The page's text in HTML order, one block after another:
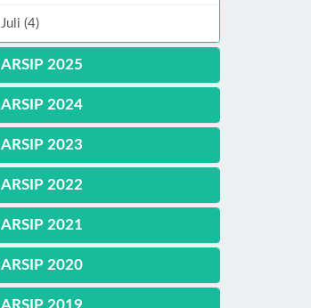
Juli (4)
ARSIP 2025
ARSIP 2024
ARSIP 2023
ARSIP 2022
ARSIP 2021
ARSIP 2020
ARSIP 2019